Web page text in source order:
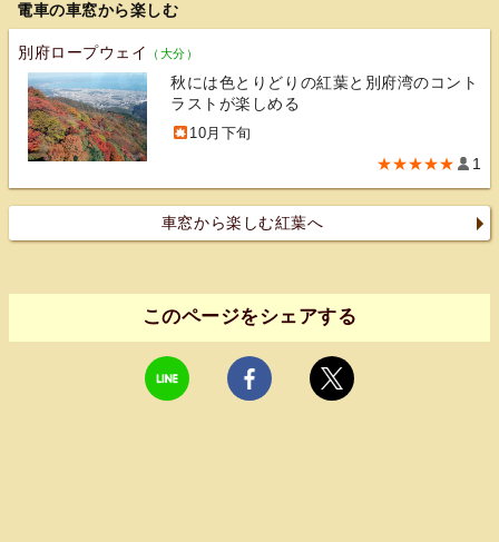
電車の車窓から楽しむ
別府ロープウェイ （大分）
秋には色とりどりの紅葉と別府湾のコント
ラストが楽しめる
10月下旬
★★★★★ 1
車窓から楽しむ紅葉へ
このページをシェアする